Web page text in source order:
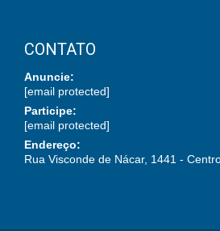
CONTATO
Anuncie:
[email protected]
Participe:
[email protected]
Endereço:
Rua Visconde de Nácar, 1441 -